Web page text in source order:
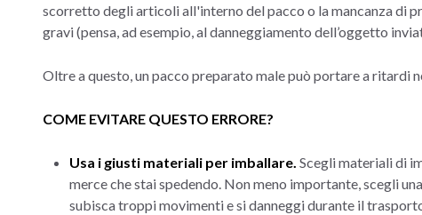
scorretto degli articoli all'interno del pacco o la mancanza di
gravi (pensa, ad esempio, al danneggiamento dell’oggetto
Oltre a questo, un pacco preparato male può portare a ritardi
COME EVITARE QUESTO ERRORE?
Usa i giusti materiali per imballare. Scegli materiali di
merce che stai spedendo. Non meno importante, scegli
subisca troppi movimenti e si danneggi durante il